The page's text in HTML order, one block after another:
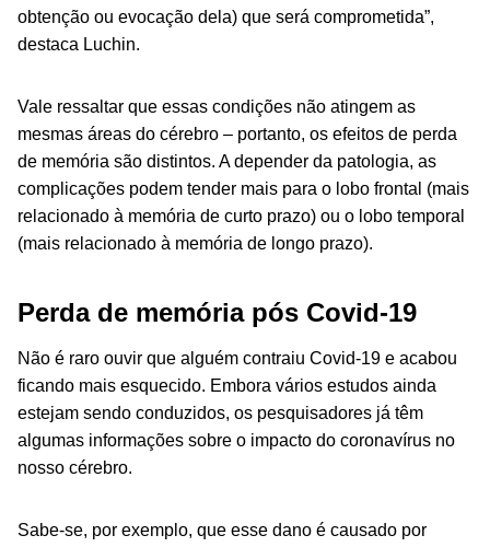
obtenção ou evocação dela) que será comprometida”,
destaca Luchin.
Vale ressaltar que essas condições não atingem as
mesmas áreas do cérebro – portanto, os efeitos de perda
de memória são distintos. A depender da patologia, as
complicações podem tender mais para o lobo frontal (mais
relacionado à memória de curto prazo) ou o lobo temporal
(mais relacionado à memória de longo prazo).
Perda de memória pós Covid-19
Não é raro ouvir que alguém contraiu Covid-19 e acabou
ficando mais esquecido. Embora vários estudos ainda
estejam sendo conduzidos, os pesquisadores já têm
algumas informações sobre o impacto do coronavírus no
nosso cérebro.
Sabe-se, por exemplo, que esse dano é causado por